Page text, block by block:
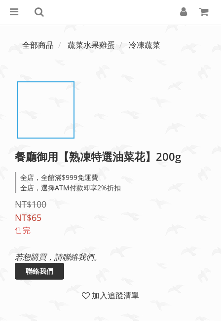
全部商品 蔬菜水果雞蛋 冷凍蔬菜
餐廳御用【熟凍特選油菜花】200g
全店，全館滿$999免運費
全店，選擇ATM付款即享2%折扣
NT$100
NT$65
售完
若想購買，請聯絡我們。
聯絡我們
加入追蹤清單